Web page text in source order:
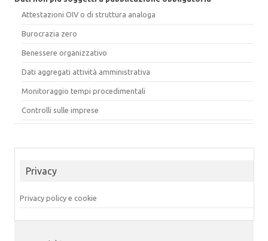
Attestazioni OIV o di struttura analoga
Burocrazia zero
Benessere organizzativo
Dati aggregati attività amministrativa
Monitoraggio tempi procedimentali
Controlli sulle imprese
Privacy
Privacy policy e cookie